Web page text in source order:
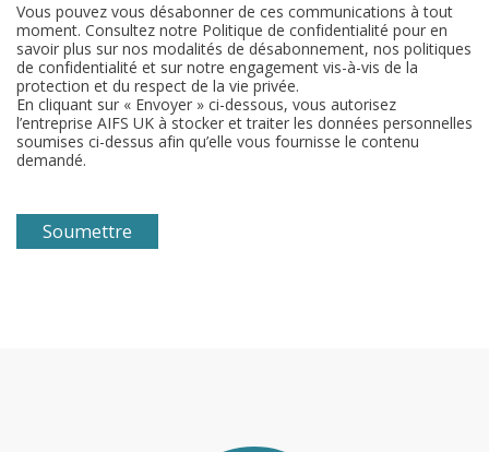
Vous pouvez vous désabonner de ces communications à tout
moment. Consultez notre Politique de confidentialité pour en
savoir plus sur nos modalités de désabonnement, nos politiques
de confidentialité et sur notre engagement vis-à-vis de la
protection et du respect de la vie privée.
En cliquant sur « Envoyer » ci-dessous, vous autorisez
l’entreprise AIFS UK à stocker et traiter les données personnelles
soumises ci-dessus afin qu’elle vous fournisse le contenu
demandé.